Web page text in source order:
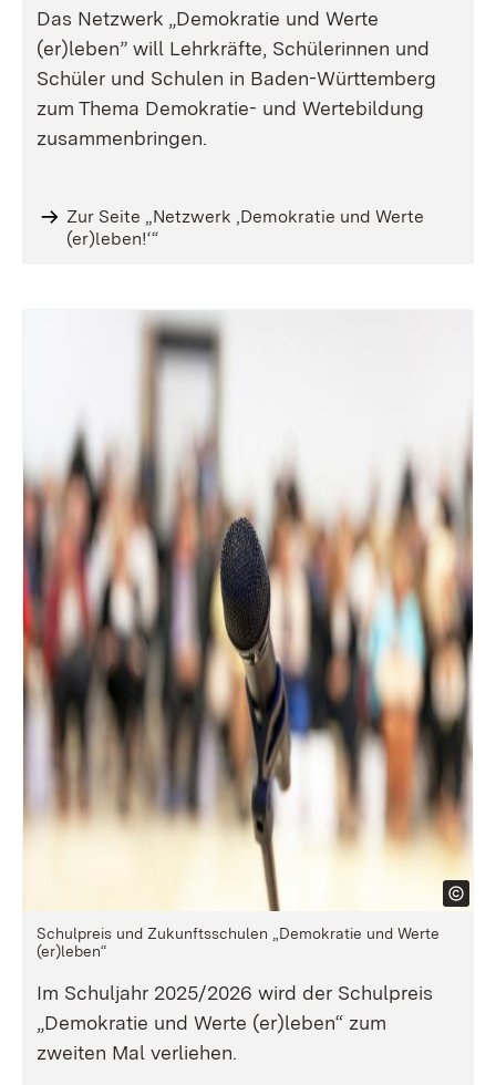
Das Netzwerk „Demokratie und Werte
(er)leben” will Lehrkräfte, Schülerinnen und
Schüler und Schulen in Baden-Württemberg
zum Thema Demokratie- und Wertebildung
zusammenbringen.
Zur Seite „Netzwerk ‚Demokratie und Werte
(er)leben!‘“
Schulpreis und Zukunftsschulen „Demokratie und Werte
(er)leben“
Im Schuljahr 2025/2026 wird der Schulpreis
„Demokratie und Werte (er)leben“ zum
zweiten Mal verliehen.